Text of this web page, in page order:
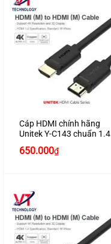
Cáp HDMI chính hãng
Unitek Y-C143 chuẩn 1.4
cao cấp
650.000₫